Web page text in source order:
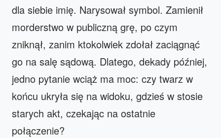
dla siebie imię. Narysował symbol. Zamienił
morderstwo w publiczną grę, po czym
zniknął, zanim ktokolwiek zdołał zaciągnąć
go na salę sądową. Dlatego, dekady później,
jedno pytanie wciąż ma moc: czy twarz w
końcu ukryła się na widoku, gdzieś w stosie
starych akt, czekając na ostatnie
połączenie?